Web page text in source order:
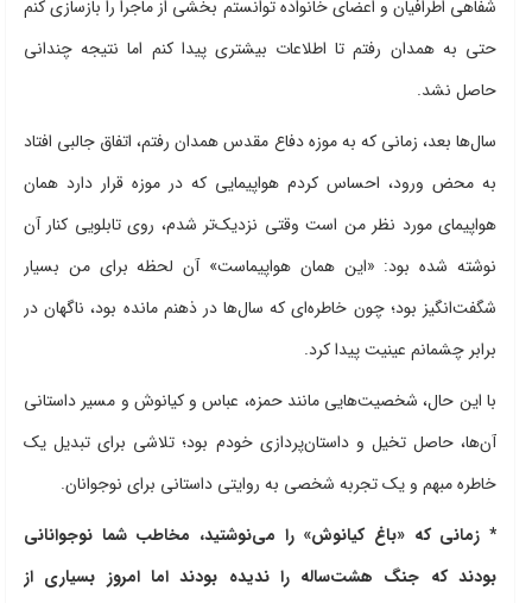
شفاهی اطرافیان و اعضای خانواده توانستم بخشی از ماجرا را بازسازی کنم
حتی به همدان رفتم تا اطلاعات بیشتری پیدا کنم اما نتیجه چندانی
حاصل نشد.
سال‌ها بعد، زمانی که به موزه دفاع مقدس همدان رفتم، اتفاق جالبی افتاد
به محض ورود، احساس کردم هواپیمایی که در موزه قرار دارد همان
هواپیمای مورد نظر من است وقتی نزدیک‌تر شدم، روی تابلویی کنار آن
نوشته شده بود: «این همان هواپیماست» آن لحظه برای من بسیار
شگفت‌انگیز بود؛ چون خاطره‌ای که سال‌ها در ذهنم مانده بود، ناگهان در
برابر چشمانم عینیت پیدا کرد.
با این حال، شخصیت‌هایی مانند حمزه، عباس و کیانوش و مسیر داستانی
آن‌ها، حاصل تخیل و داستان‌پردازی خودم بود؛ تلاشی برای تبدیل یک
خاطره مبهم و یک تجربه شخصی به روایتی داستانی برای نوجوانان.
* زمانی که «باغ کیانوش» را می‌نوشتید، مخاطب شما نوجوانانی
بودند که جنگ هشت‌ساله را ندیده بودند اما امروز بسیاری از